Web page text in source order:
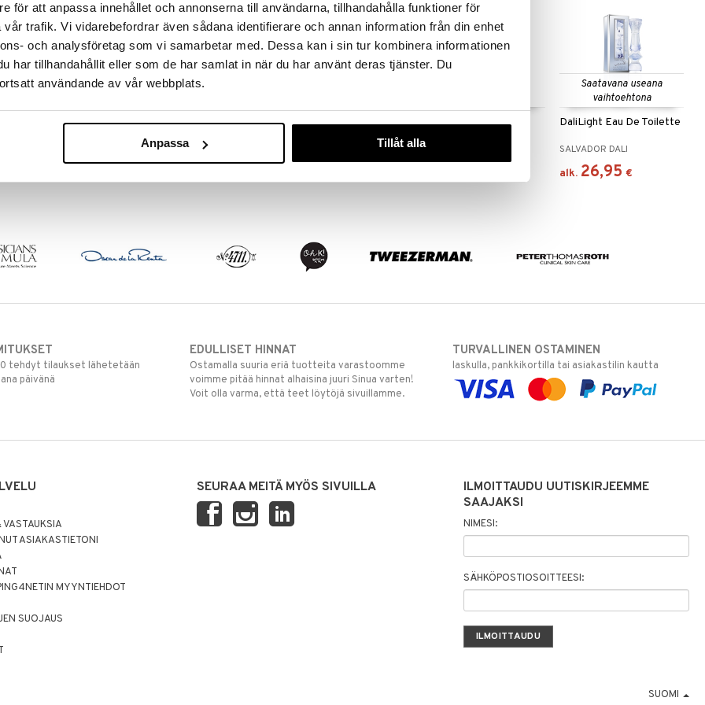
för att anpassa innehållet och annonserna till användarna, tillhandahålla funktioner för
trafik. Vi vidarebefordrar även sådana identifierare och annan information från din enhet
och analysföretag som vi samarbetar med. Dessa kan i sin tur kombinera informationen
har tillhandahållit eller som de har samlat in när du har använt deras tjänster. Du
användande av vår webbplats.
Anpassa Tillåt alla
ja naisellinen sen hedelmäisten vivahteiden
ananas ja luumu
jasmiini ja valkonarsissi
Dali Classic - Eau de
DaliA - Eau de toilette
SALVADOR DALI
Saatavana useana
vaihtoehtona
DaliLight Eau De Toilette
SALVADOR DALI
alk. 26,95 €
tehdyt tilaukset lähetetään
päivänä
EDULLISET HINNAT
Ostamalla suuria eriä tuotteita varastoomme
voimme pitää hinnat alhaisina juuri Sinua varten!
Voit olla varma, että teet löytöjä sivuillamme.
TURVALLINEN OSTAMINEN
laskulla, pankkikortilla tai asiakastilin kautta
ASIAKASTIETONI
MYYNTIEHDOT
SUOJAUS
SEURAA MEITÄ MYÖS SIVUILLA
ILMOITTAUDU UUTISKIRJEEMME
SAAJAKSI
NIMESI:
SÄHKÖPOSTIOSOITTEESI:
SUOMI